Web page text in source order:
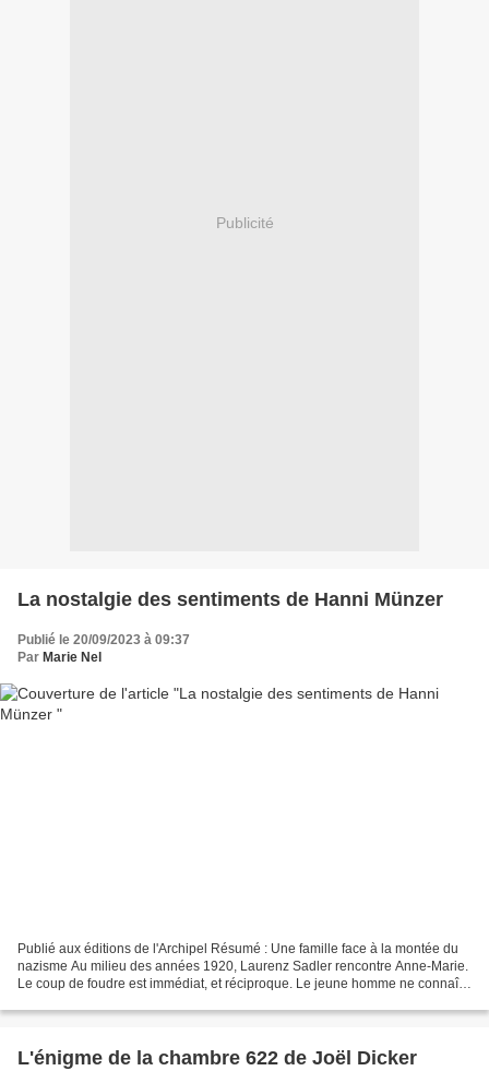
Publicité
La nostalgie des sentiments de Hanni Münzer
Publié le 20/09/2023 à 09:37
Par Marie Nel
Publié aux éditions de l'Archipel Résumé : Une famille face à la montée du
nazisme Au milieu des années 1920, Laurenz Sadler rencontre Anne-Marie.
Le coup de foudre est immédiat, et réciproque. Le jeune homme ne connaît
L'énigme de la chambre 622 de Joël Dicker